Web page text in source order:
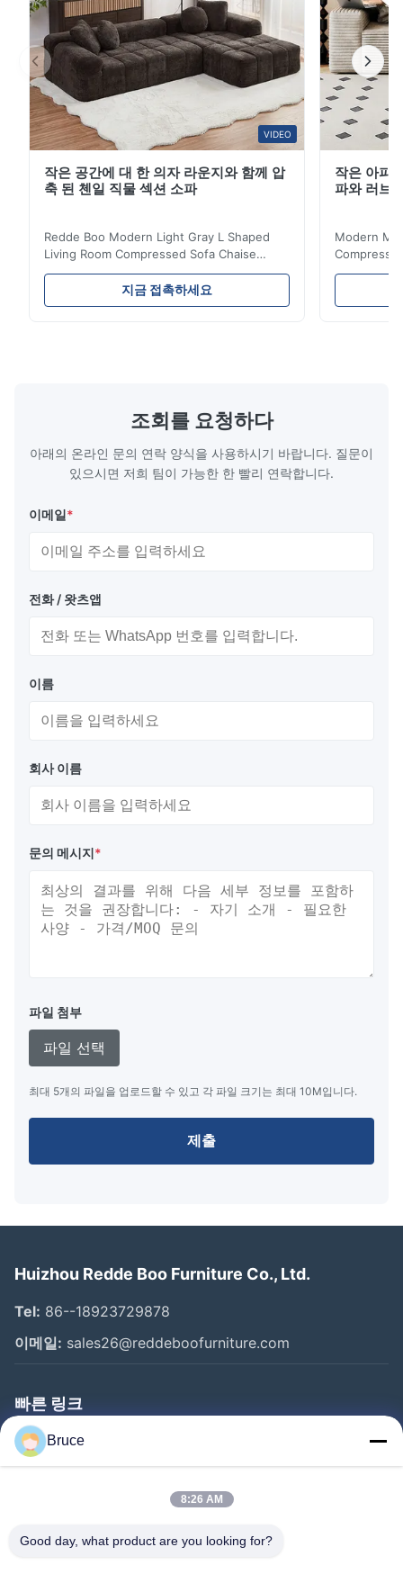
되어 실 끊어짐과 변형을 방지합니다. 프레임은 수입원목
+다층합판으로 제작되었으며, ...
VIDEO
작은 공간에 대 한 의자 라운지와 함께 압
축 된 첸일 직물 섹션 소파
Redde Boo Modern Light Gray L Shaped
Living Room Compressed Sofa Chaise
Lounge Product Overview High resilience
soft sectional sofa designed for small
spaces, featuring a contemporary light gray
지금 접촉하세요
작은 아파
파와 러브
Modern
Room
조회를 요청하다
아래의 온라인 문의 연락 양식을 사용하시기 바랍니다. 질문이
있으시면 저희 팀이 가능한 한 빨리 연락합니다.
이메일*
전화 / 왓츠앱
이름
회사 이름
문의 메시지*
파일 첨부
파일 선택
최대 5개의 파일을 업로드할 수 있고 각 파일 크기는 최대 10M입니다.
제출
Huizhou Redde Boo Furniture Co., Ltd.
Tel: 86--18923729878
이메일: sales26@reddeboofurniture.com
빠른 링크
홈
제품 소개
회사 소개
Bruce
8:26 AM
Good day, what product are you looking for?